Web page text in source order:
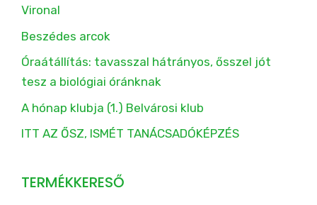
Vironal
Beszédes arcok
Óraátállítás: tavasszal hátrányos, ősszel jót
tesz a biológiai óránknak
A hónap klubja (1.) Belvárosi klub
ITT AZ ŐSZ, ISMÉT TANÁCSADÓKÉPZÉS
TERMÉKKERESŐ